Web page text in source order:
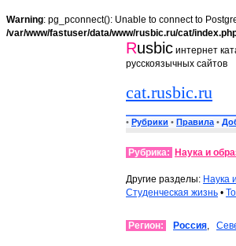
Warning: pg_pconnect(): Unable to connect to
/var/www/fastuser/data/www/rusbic.ru/cat/
Rusbic интернет
русскоязычных сайтов
cat.rusbic.ru
• Рубрики • Правила •
Рубрика: Наука и
Другие разделы: Наука
Студенческая жизнь •
Регион: Россия,